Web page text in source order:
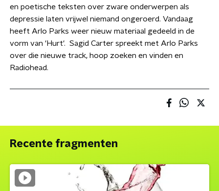
en poetische teksten over zware onderwerpen als
depressie laten vrijwel niemand ongeroerd. Vandaag
heeft Arlo Parks weer nieuw materiaal gedeeld in de
vorm van 'Hurt'. Sagid Carter spreekt met Arlo Parks
over die nieuwe track, hoop zoeken en vinden en
Radiohead.
Recente fragmenten